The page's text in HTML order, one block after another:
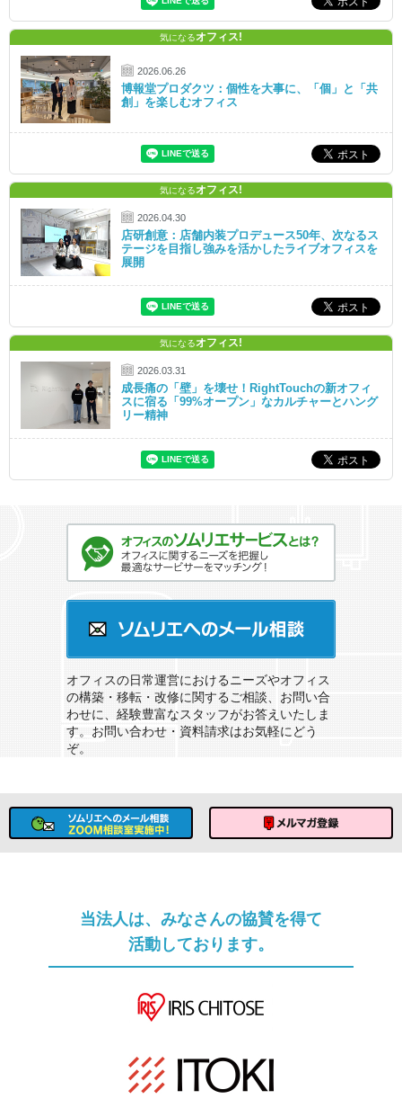
気になるオフィス!
2026.06.26
博報堂プロダクツ：個性を大事に、「個」と「共
創」を楽しむオフィス
気になるオフィス!
2026.04.30
店研創意：店舗内装プロデュース50年、次なるス
テージを目指し強みを活かしたライブオフィスを
展開
気になるオフィス!
2026.03.31
成長痛の「壁」を壊せ！RightTouchの新オフィ
スに宿る「99%オープン」なカルチャーとハング
リー精神
オフィスの日常運営におけるニーズやオフィス
の構築・移転・改修に関するご相談、お問い合
わせに、経験豊富なスタッフがお答えいたしま
す。お問い合わせ・資料請求はお気軽にどう
ぞ。
当法人は、みなさんの協賛を得て
活動しております。